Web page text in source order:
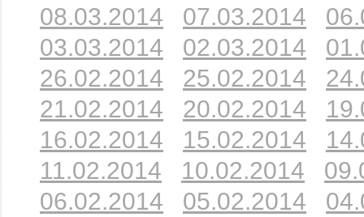
08.03.2014
07.03.2014
03.03.2014
02.03.2014
26.02.2014
25.02.2014
21.02.2014
20.02.2014
16.02.2014
15.02.2014
11.02.2014
10.02.2014
06.02.2014
05.02.2014